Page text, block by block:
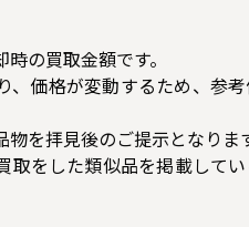
の買取金額です。
、価格が変動するため、参考
を拝見後のご提示となりま
取をした類似品を掲載して